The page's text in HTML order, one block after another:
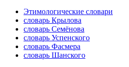
Этимологические словари
словарь Крылова
словарь Семёнова
словарь Успенского
словарь Фасмера
словарь Шанского